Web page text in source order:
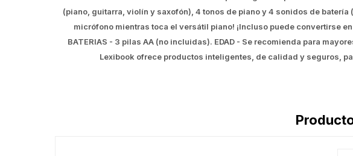
(piano, guitarra, violín y saxofón), 4 tonos de piano y 4 sonidos de
micrófono mientras toca el versátil piano! ¡Incluso puede convertirse
BATERIAS - 3 pilas AA (no incluidas). EDAD - Se recomienda para
Lexibook ofrece productos inteligentes, de calidad y seguros,